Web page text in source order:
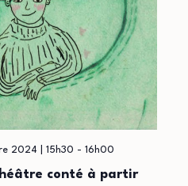
p
a
r
c
o
v
u
e
s
É
conté à partir
2024 | 15h30 - 16h00